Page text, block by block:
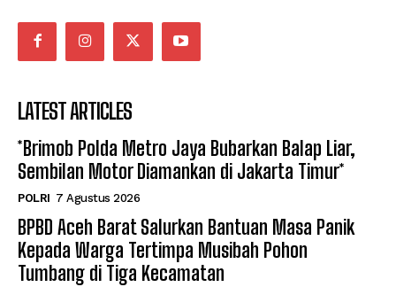
LATEST ARTICLES
*Brimob Polda Metro Jaya Bubarkan Balap Liar,
Sembilan Motor Diamankan di Jakarta Timur*
POLRI 7 Agustus 2026
BPBD Aceh Barat Salurkan Bantuan Masa Panik
Kepada Warga Tertimpa Musibah Pohon
Tumbang di Tiga Kecamatan